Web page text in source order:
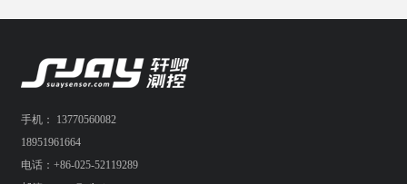
手机： 13770560082
18951961664
电话：+86-025-52119289